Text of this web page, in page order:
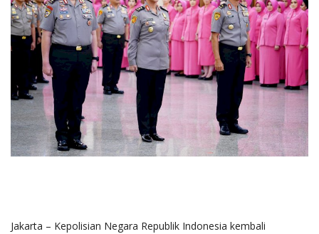
Jakarta – Kepolisian Negara Republik Indonesia kembali